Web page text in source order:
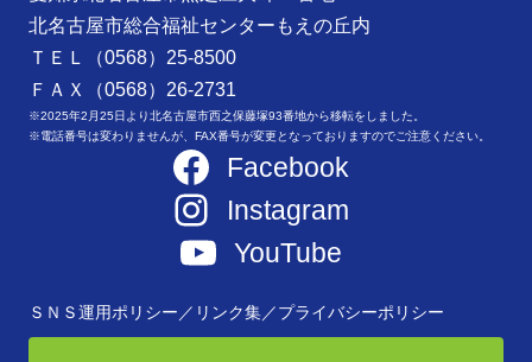
北名古屋市総合福祉センターもえの丘内
ＴＥＬ（0568）25-8500
ＦＡＸ（0568）26-2731
※2025年2月25日より北名古屋市西之保藤塚93番地から移転をしました。
※電話番号は変わりませんが、FAX番号が変更となっておりますのでご注意ください。
Facebook
Instagram
YouTube
ＳＮＳ運用ポリシー／ リンク集／プライバシーポリシー